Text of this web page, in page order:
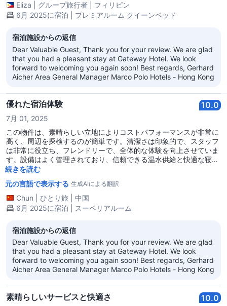
Eliza グループ旅行者
フィリピン
6月 2025に宿泊 | プレミアルーム クイーンベッド
宿泊施設からの返信
Dear Valuable Guest, Thank you for your review. We are glad
that you had a pleasant stay at Gateway Hotel. We look
forward to welcoming you again soon! Best regards, Gerhard
Aicher Area General Manager Marco Polo Hotels - Hong Kong
優れた宿泊体験 10.0
7月 01, 2025
この物件は、素晴らしい立地によりコストパフォーマンスが非常に
高く、周辺を探検するのが簡単です。清潔さは印象的で、スタッフ
は非常に役立ち、フレンドリーで、全体的な体験を向上させていま
す。設備はよく管理されており、信頼できる温水供給と快適な寝具
が整っています。交通手段も便利で、滞在中の移動がスムーズで
続きを読む
元の言語で表示する 生成AIによる翻訳
Chun ひとり旅
中国
6月 2025に宿泊 | スーペリアルーム
宿泊施設からの返信
Dear Valuable Guest, Thank you for your review. We are glad
that you had a pleasant stay at Gateway Hotel. We look
forward to welcoming you again soon! Best regards, Gerhard
Aicher Area General Manager Marco Polo Hotels - Hong Kong
素晴らしいサービスと快適さ 10.0